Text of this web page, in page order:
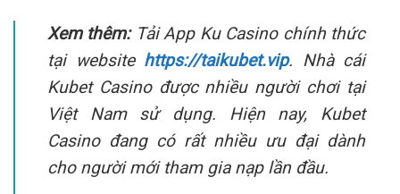
Xem thêm:Tải App Ku Casino chính thức
tại website https://taikubet.vip. Nhà cái
Kubet Casino được nhiều người chơi tại
Việt Nam sử dụng. Hiện nay, Kubet
Casino đang có rất nhiều ưu đại dành
cho người mới tham gia nạp lần đầu.